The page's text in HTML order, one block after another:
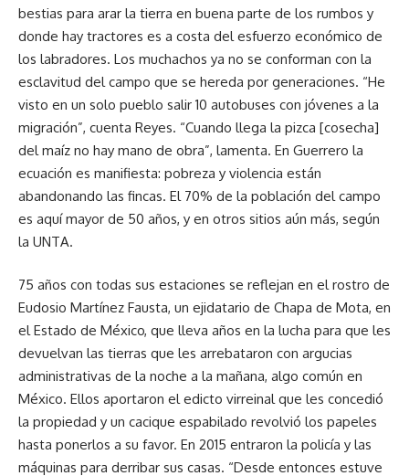
bestias para arar la tierra en buena parte de los rumbos y
donde hay tractores es a costa del esfuerzo económico de
los labradores. Los muchachos ya no se conforman con la
esclavitud del campo que se hereda por generaciones. “He
visto en un solo pueblo salir 10 autobuses con jóvenes a la
migración”, cuenta Reyes. “Cuando llega la pizca [cosecha]
del maíz no hay mano de obra”, lamenta. En Guerrero la
ecuación es manifiesta: pobreza y violencia están
abandonando las fincas. El 70% de la población del campo
es aquí mayor de 50 años, y en otros sitios aún más, según
la UNTA.
75 años con todas sus estaciones se reflejan en el rostro de
Eudosio Martínez Fausta, un ejidatario de Chapa de Mota, en
el Estado de México, que lleva años en la lucha para que les
devuelvan las tierras que les arrebataron con argucias
administrativas de la noche a la mañana, algo común en
México. Ellos aportaron el edicto virreinal que les concedió
la propiedad y un cacique espabilado revolvió los papeles
hasta ponerlos a su favor. En 2015 entraron la policía y las
máquinas para derribar sus casas. “Desde entonces estuve